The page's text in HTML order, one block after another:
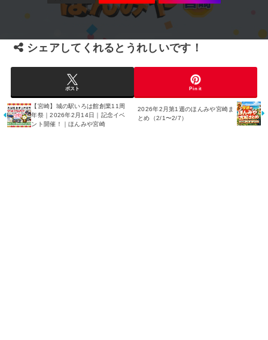
シェアしてくれるとうれしいです！
ポスト Pin it
【宮崎】城の駅いろは館創業11周
年祭｜2026年2月14日｜記念イベ
ント開催！｜ほんみや宮崎
2026年2月第1週のほんみや宮崎ま
とめ（2/1〜2/7）